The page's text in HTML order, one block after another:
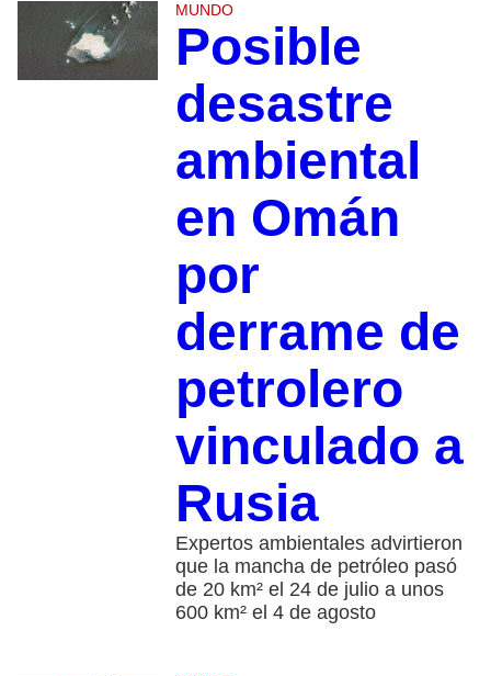
MUNDO
Posible
desastre
ambiental
en Omán
por
derrame de
petrolero
vinculado a
Rusia
Expertos ambientales advirtieron
que la mancha de petróleo pasó
de 20 km² el 24 de julio a unos
600 km² el 4 de agosto